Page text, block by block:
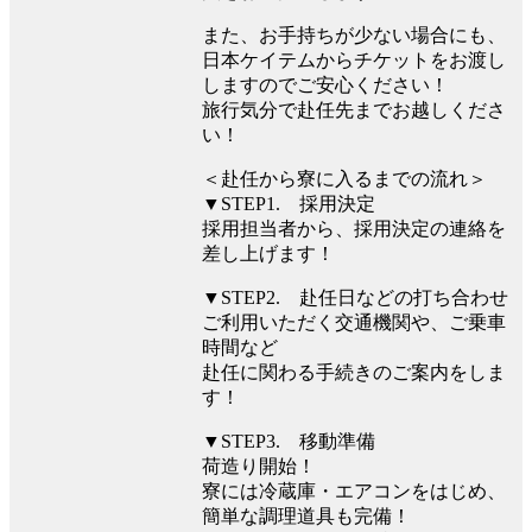
また、お手持ちが少ない場合にも、
日本ケイテムからチケットをお渡し
しますのでご安心ください！
旅行気分で赴任先までお越しくださ
い！
＜赴任から寮に入るまでの流れ＞
▼STEP1. 採用決定
採用担当者から、採用決定の連絡を
差し上げます！
▼STEP2. 赴任日などの打ち合わせ
ご利用いただく交通機関や、ご乗車
時間など
赴任に関わる手続きのご案内をしま
す！
▼STEP3. 移動準備
荷造り開始！
寮には冷蔵庫・エアコンをはじめ、
簡単な調理道具も完備！